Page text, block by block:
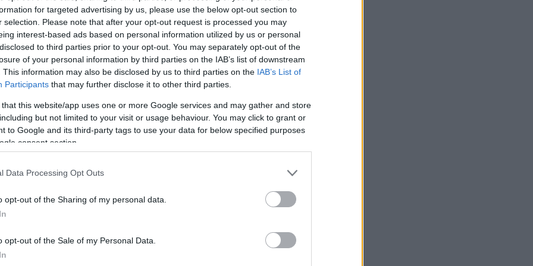
for targeted advertising by us, please use the below opt-out section to
selection. Please note that after your opt-out request is processed you may
interest-based ads based on personal information utilized by us or personal
to third parties prior to your opt-out. You may separately opt-out of the
of your personal information by third parties on the IAB’s list of downstream
This information may also be disclosed by us to third parties on the IAB’s List of
Participants that may further disclose it to other third parties.
that this website/app uses one or more Google services and may gather and store
but not limited to your visit or usage behaviour. You may click to grant or
to Google and its third-party tags to use your data for below specified purposes
consent section.
Data Processing Opt Outs
opt-out of the Sharing of my personal data.
opt-out of the Sale of my Personal Data.